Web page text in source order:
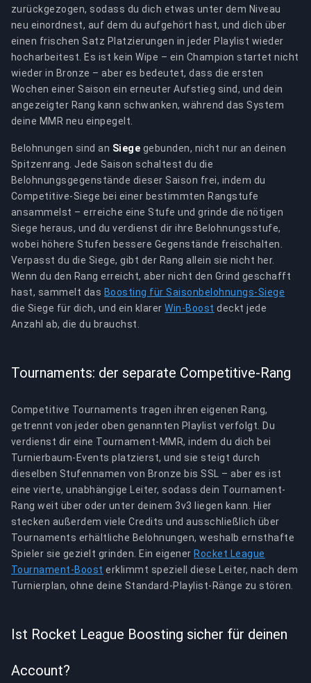
zurückgezogen, sodass du dich etwas unter dem Niveau
neu einordnest, auf dem du aufgehört hast, und dich über
einen frischen Satz Platzierungen in jeder Playlist wieder
hocharbeitest. Es ist kein Wipe – ein Champion startet nicht
wieder in Bronze – aber es bedeutet, dass die ersten
Wochen einer Saison ein erneuter Aufstieg sind, und dein
angezeigter Rang kann schwanken, während das System
deine MMR neu einpegelt.
Belohnungen sind an Siege gebunden, nicht nur an deinen
Spitzenrang. Jede Saison schaltest du die
Belohnungsgegenstände dieser Saison frei, indem du
Competitive-Siege bei einer bestimmten Rangstufe
ansammelst – erreiche eine Stufe und grinde die nötigen
Siege heraus, und du verdienst dir ihre Belohnungsstufe,
wobei höhere Stufen bessere Gegenstände freischalten.
Verpasst du die Siege, gibt der Rang allein sie nicht her.
Wenn du den Rang erreicht, aber nicht den Grind geschafft
hast, sammelt das Boosting für Saisonbelohnungs-Siege
die Siege für dich, und ein klarerWin-Boost deckt jede
Anzahl ab, die du brauchst.
Tournaments: der separate Competitive-Rang
Competitive Tournaments tragen ihren eigenen Rang,
getrennt von jeder oben genannten Playlist verfolgt. Du
verdienst dir eine Tournament-MMR, indem du dich bei
Turnierbaum-Events platzierst, und sie steigt durch
dieselben Stufennamen von Bronze bis SSL – aber es ist
eine vierte, unabhängige Leiter, sodass dein Tournament-
Rang weit über oder unter deinem 3v3 liegen kann. Hier
stecken außerdem viele Credits und ausschließlich über
Tournaments erhältliche Belohnungen, weshalb ernsthafte
Spieler sie gezielt grinden. Ein eigener Rocket League
Tournament-Boost erklimmt speziell diese Leiter, nach dem
Turnierplan, ohne deine Standard-Playlist-Ränge zu stören.
Ist Rocket League Boosting sicher für deinen
Account?